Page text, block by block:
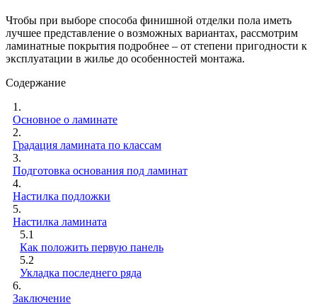
Чтобы при выборе способа финишной отделки пола иметь
лучшее представление о возможных вариантах, рассмотрим
ламинатные покрытия подробнее – от степени пригодности к
эксплуатации в жилье до особенностей монтажа.
Содержание
1.
Основное о ламинате
2.
Градация ламината по классам
3.
Подготовка основания под ламинат
4.
Настилка подложки
5.
Настилка ламината
5.1
Как положить первую панель
5.2
Укладка последнего ряда
6.
Заключение